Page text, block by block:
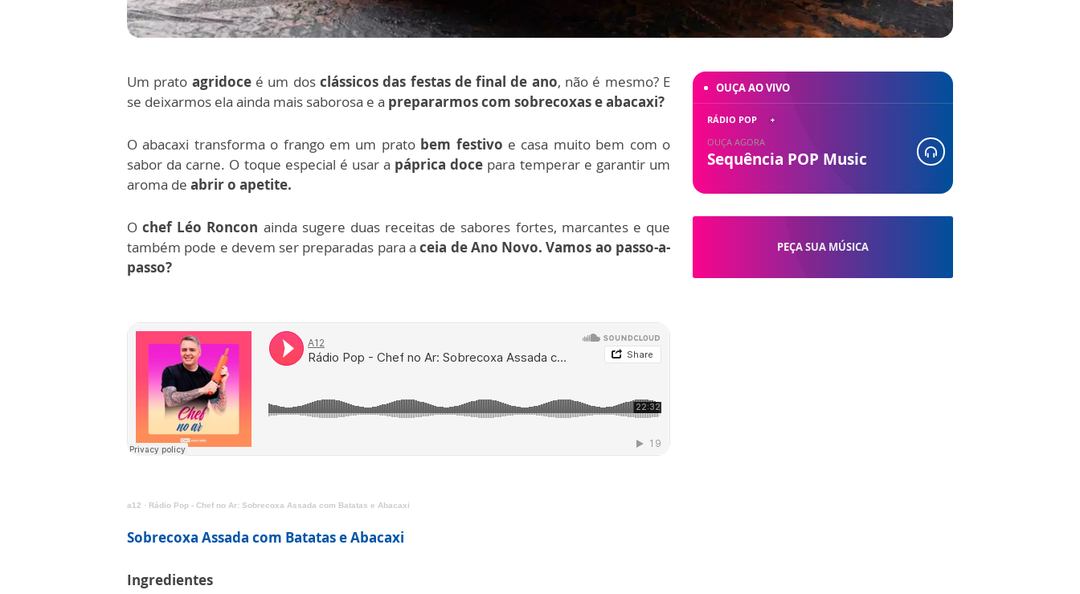
Um prato agridoce é um dos clássicos das festas de final de ano, não é mesmo? E
se deixarmos ela ainda mais saborosa e a prepararmos com sobrecoxas e abacaxi?
O abacaxi transforma o frango em um prato bem festivo e casa muito bem com o
sabor da carne. O toque especial é usar a páprica doce para temperar e garantir um
aroma de abrir o apetite.
O chef Léo Roncon ainda sugere duas receitas de sabores fortes, marcantes e que
também pode e devem ser preparadas para a ceia de Ano Novo. Vamos ao passo-a-
passo?
a12 · Rádio Pop - Chef no Ar: Sobrecoxa Assada com Batatas e Abacaxi
Sobrecoxa Assada com Batatas e Abacaxi
Ingredientes
PEÇA SUA MÚSICA
OUÇA AO VIVO
RÁDIO POP
OUÇA AGORA
Sequência POP Music